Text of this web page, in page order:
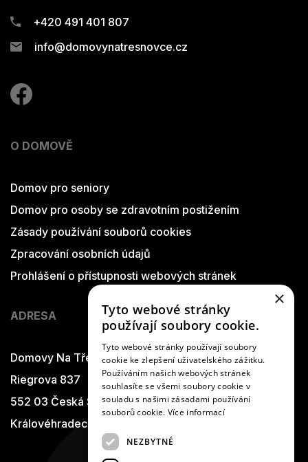
+420 491 401 807
info@domovynatresnovce.cz
O DOMOVĚ
Domov pro seniory
Domov pro osoby se zdravotním postižením
Zásady používání souborů cookies
Zpracování osobních údajů
Prohlášení o přístupnosti webových stránek
ADRESA
Domovy Na Třešňovce
Riegrova 837
552 03 Česká Skalice
Královéhradecký kraj
×
Tyto webové stránky
používají soubory cookie.
Tyto webové stránky používají soubory
cookie ke zlepšení uživatelského zážitku.
Používáním našich webových stránek
souhlasíte se všemi soubory cookie v
souladu s našimi zásadami používání
souborů cookie. Více informací
NEZBYTNÉ